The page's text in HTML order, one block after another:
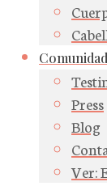
Comunidad
Press
Blog
Ver: